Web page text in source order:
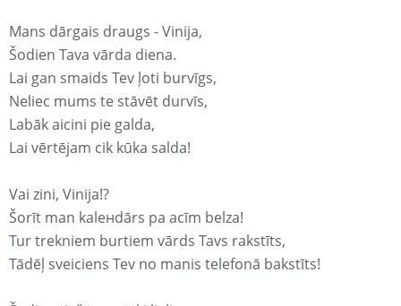
Mans dārgais draugs - Vinija,
Šodien Tava vārda diena.
Lai gan smaids Tev ļoti burvīgs,
Neliec mums te stāvēt durvīs,
Labāk aicini pie galda,
Lai vērtējam cik kūka salda!
Vai zini, Vinija!?
Šorīt man kaleнdārs pa acīm belza!
Tur trekniem burtiem vārds Tavs rakstīts,
Tādēļ sveiciens Tev no manis telefonā bakstīts!